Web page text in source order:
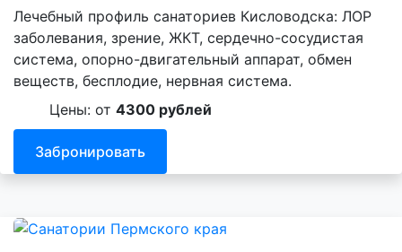
Лечебный профиль санаториев Кисловодска: ЛОР
заболевания, зрение, ЖКТ, сердечно-сосудистая
система, опорно-двигательный аппарат, обмен
веществ, бесплодие, нервная система.
Цены: от 4300 рублей
Забронировать